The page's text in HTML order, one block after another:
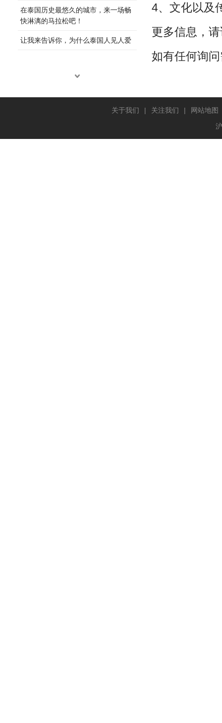
在泰国历史最悠久的城市，来一场畅
快淋漓的马拉松吧！
让我来告诉你，为什么泰国人见人爱
4、文化以及
更多信息，
如有任何询
关于我们 | 关注我们 |
网站地图